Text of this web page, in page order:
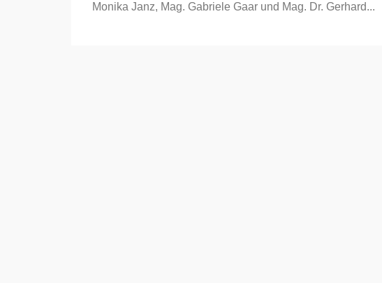
Monika Janz, Mag. Gabriele Gaar und Mag. Dr. Gerhard...